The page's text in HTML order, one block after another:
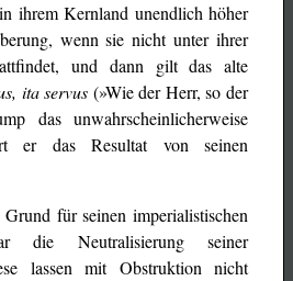
ihrem Kernland unendlich höher
wenn sie nicht unter ihrer
und dann gilt das alte
ita servus (»Wie der Herr, so der
das unwahrscheinlicherweise
er das Resultat von seinen
für seinen imperialistischen
die Neutralisierung seiner
lassen mit Obstruktion nicht